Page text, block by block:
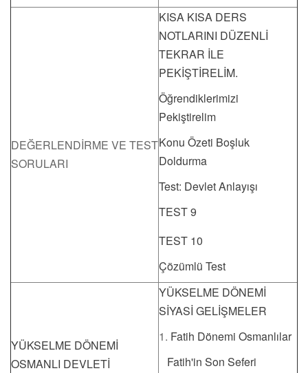
DEĞERLENDİRME VE TEST
SORULARI
KISA KISA DERS
NOTLARINI DÜZENLİ
TEKRAR İLE
PEKİŞTİRELİM.
Öğrendiklerimizi
Pekiştirelim
Konu Özeti Boşluk
Doldurma
Test: Devlet Anlayışı
TEST 9
TEST 10
Çözümlü Test
YÜKSELME DÖNEMİ
OSMANLI DEVLETİ
YÜKSELME DÖNEMİ
SİYASİ GELİŞMELER
1. Fatih Dönemi Osmanlılar
Fatih'in Son Seferi